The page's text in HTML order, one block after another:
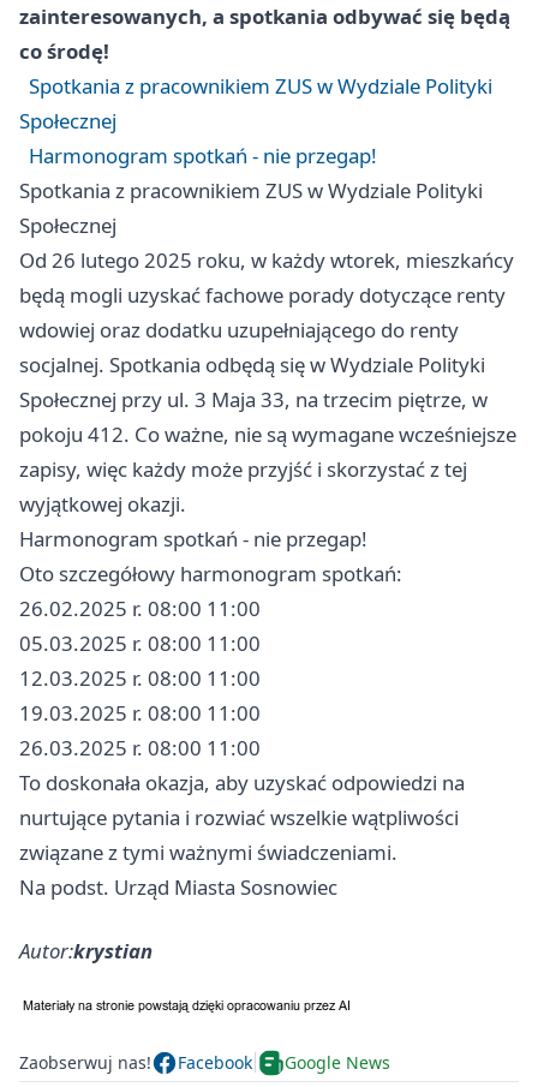
zainteresowanych, a spotkania odbywać się będą
co środę!
Spotkania z pracownikiem ZUS w Wydziale Polityki
Społecznej
Harmonogram spotkań - nie przegap!
Spotkania z pracownikiem ZUS w Wydziale Polityki
Społecznej
Od 26 lutego 2025 roku, w każdy wtorek, mieszkańcy
będą mogli uzyskać fachowe porady dotyczące renty
wdowiej oraz dodatku uzupełniającego do renty
socjalnej. Spotkania odbędą się w Wydziale Polityki
Społecznej przy ul. 3 Maja 33, na trzecim piętrze, w
pokoju 412. Co ważne, nie są wymagane wcześniejsze
zapisy, więc każdy może przyjść i skorzystać z tej
wyjątkowej okazji.
Harmonogram spotkań - nie przegap!
Oto szczegółowy harmonogram spotkań:
26.02.2025 r. 08:00 11:00
05.03.2025 r. 08:00 11:00
12.03.2025 r. 08:00 11:00
19.03.2025 r. 08:00 11:00
26.03.2025 r. 08:00 11:00
To doskonała okazja, aby uzyskać odpowiedzi na
nurtujące pytania i rozwiać wszelkie wątpliwości
związane z tymi ważnymi świadczeniami.
Na podst. Urząd Miasta Sosnowiec
Autor:krystian
Zaobserwuj nas! Facebook Google News